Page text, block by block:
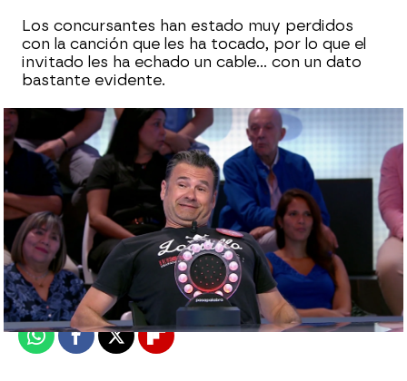
Los concursantes han estado muy perdidos
con la canción que les ha tocado, por lo que el
invitado les ha echado un cable… con un dato
bastante evidente.
Alberto Mendo
Publicado: 18 de septiembre de 2024, 20:29
WhatsappFacebook
X Flipboard